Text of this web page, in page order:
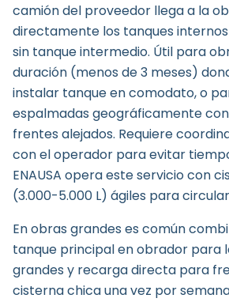
camión del proveedor llega a la
directamente los tanques
sin tanque intermedio. Útil para
duración (menos de 3 meses)
instalar tanque en comodato, o
espalmadas geográficamente
frentes alejados. Requiere
con el operador para evitar
ENAUSA opera este servicio con
(3.000-5.000 L) ágiles para
En obras grandes es común
tanque principal en obrador para
grandes y recarga directa para
cisterna chica una vez por